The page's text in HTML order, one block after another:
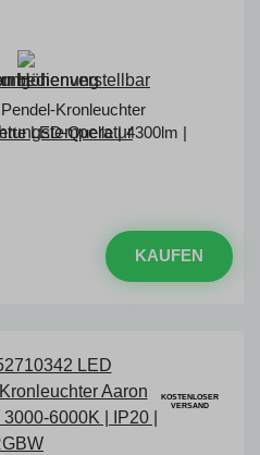
Kronleuchter
LED-Quelle | 4300lm |
KAUFEN
KOSTENLOSER
VERSAND